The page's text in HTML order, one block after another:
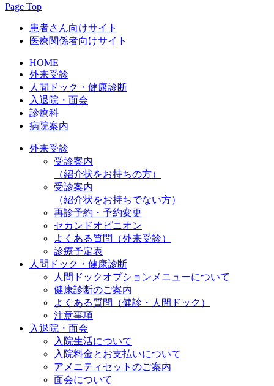
Page Top
患者さん向けサイト
医療関係者向けサイト
HOME
外来受診
人間ドック・健康診断
入退院・面会
診療科
病院案内
外来受診
受診案内
（紹介状をお持ちの方）
受診案内
（紹介状をお持ちでない方）
再診予約・予約変更
セカンドオピニオン
よくある質問（外来受診）
診療予定表
人間ドック・健康診断
人間ドックオプションメニューについて
健康診断のご案内
よくある質問（健診・人間ドック）
注意事項
入退院・面会
入院生活について
入院料金とお支払いについて
アメニティセットのご案内
面会について